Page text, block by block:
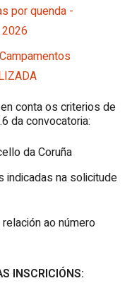
por quenda -
conta os criterios de
da convocatoria:
da Coruña
indicadas na solicitude
ao número
INSCRICIÓNS: